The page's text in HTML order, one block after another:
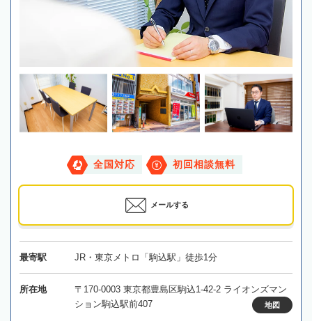
全国対応 初回相談無料
メールする
最寄駅 JR・東京メトロ「駒込駅」徒歩1分
所在地
〒170-0003 東京都豊島区駒込1-42-2 ライオンズマン
ション駒込駅前407
地図